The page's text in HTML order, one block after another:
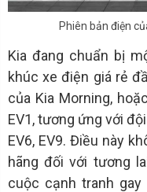
Phiên bản điện
Kia đang chuẩn bị
khúc xe điện giá rẻ
của Kia Morning,
EV1, tương ứng với
EV6, EV9. Điều này
hãng đối với tương
cuộc cạnh tranh